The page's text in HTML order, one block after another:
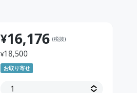
¥16,176 (税抜)
¥18,500
お取り寄せ